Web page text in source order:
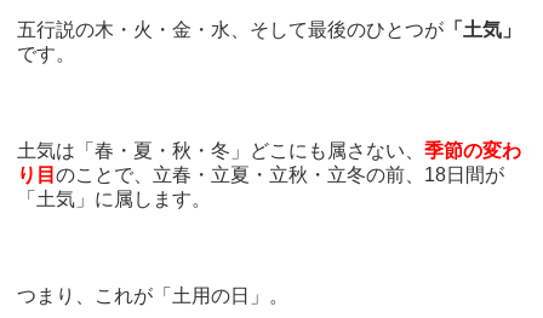
五行説の木・火・金・水、そして最後のひとつが 「土気」
です。
土気は「春・夏・秋・冬」どこにも属さない、季節の変わ
り目のことで、立春・立夏・立秋・立冬の前、18日間が
「土気」に属します。
つまり、これが「土用の日」。